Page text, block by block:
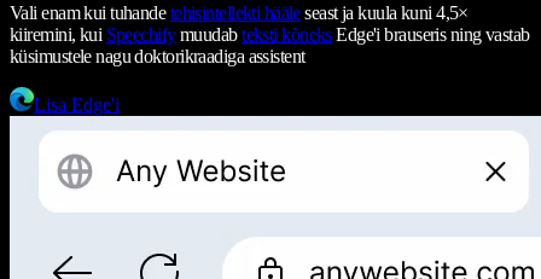
Vali enam kui tuhandetehisintellekti hääleseast ja kuula kuni 4,5×
kiiremini, kui Speechifymuudabteksti kõneksEdge'i brauseris ning vastab
küsimustele nagu doktorikraadiga assistent
Lisa Edge'i